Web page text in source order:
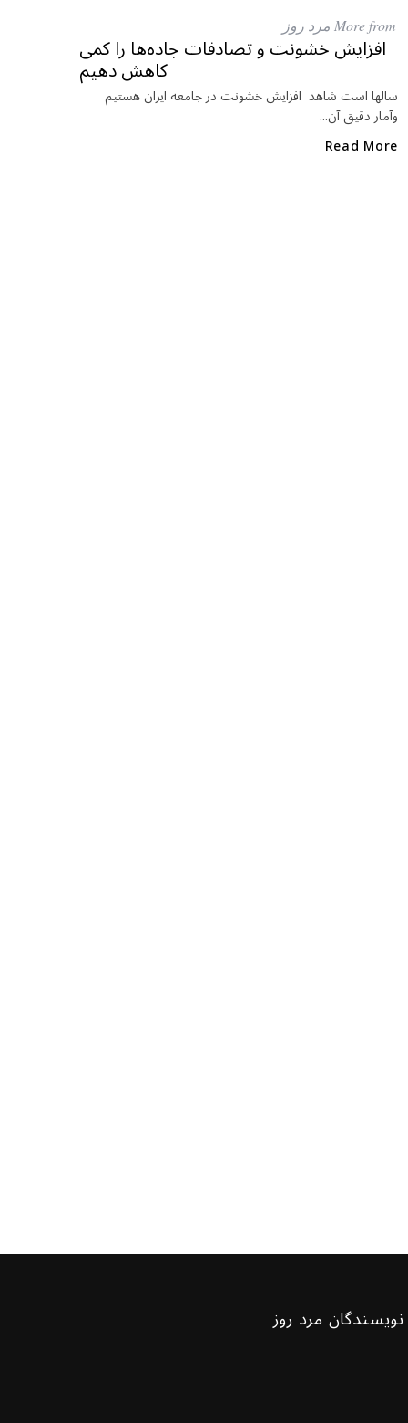
e
b
o
o
k
e
r ar
in
More from مرد روز
افزایش خشونت و تصادفات جاده‌ها را کمی
کاهش دهیم
سالها است شاهد افزایش خشونت در جامعه ایران هستیم
وآمار دقیق آن...
Read More
نویسندگان مرد روز